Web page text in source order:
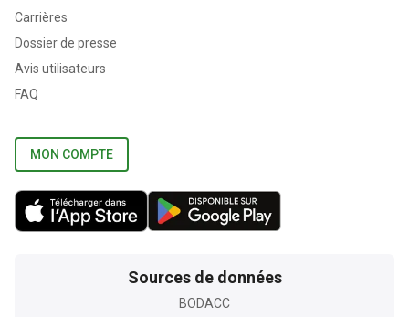
Carrières
Dossier de presse
Avis utilisateurs
FAQ
MON COMPTE
Sources de données
BODACC